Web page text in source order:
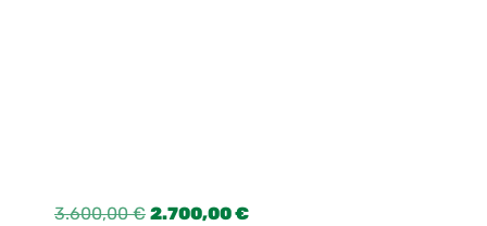
3.600,00€ 2.700,00€